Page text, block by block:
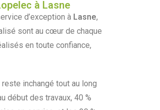
à Lasne
d’exception à Lasne,
sont au cœur de chaque
en toute confiance,
inchangé tout au long
début des travaux, 40 %